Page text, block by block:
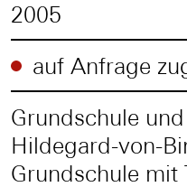
2005
auf Anfrage
Grundschule
Hildegard-von-
Grundschule mit